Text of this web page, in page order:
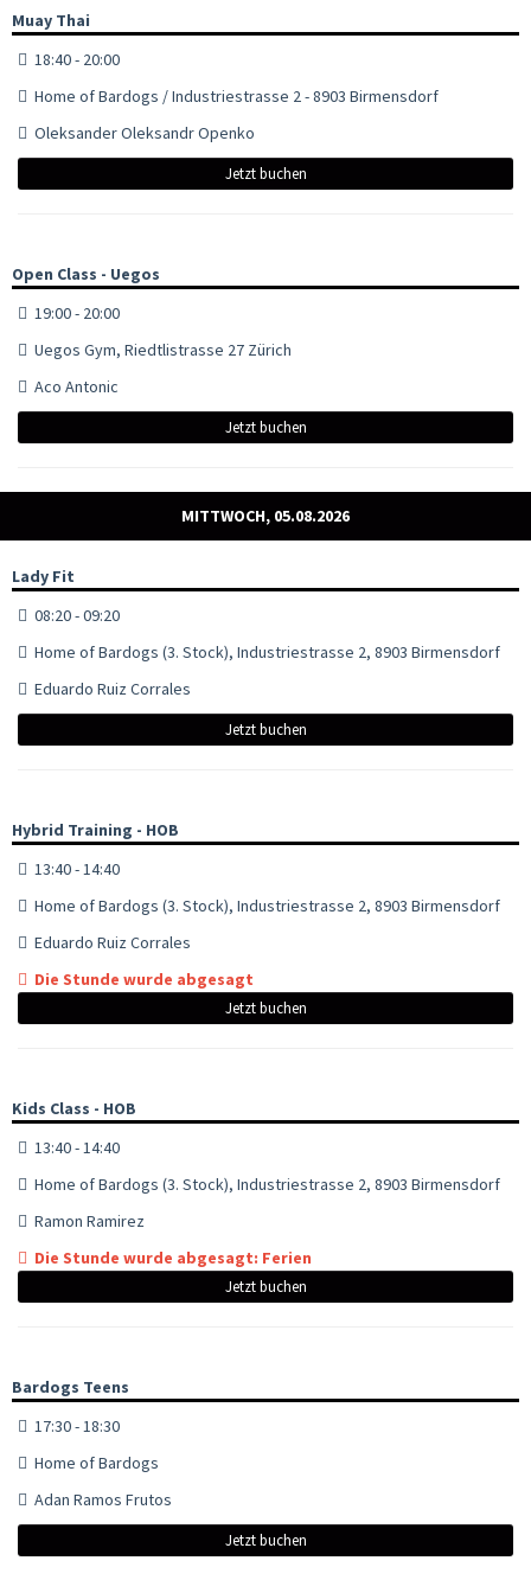
Muay Thai
18:40 - 20:00
Home of Bardogs / Industriestrasse 2 - 8903 Birmensdorf
Oleksander Oleksandr Openko
Jetzt buchen
Open Class - Uegos
19:00 - 20:00
Uegos Gym, Riedtlistrasse 27 Zürich
Aco Antonic
Jetzt buchen
MITTWOCH, 05.08.2026
Lady Fit
08:20 - 09:20
Home of Bardogs (3. Stock), Industriestrasse 2, 8903 Birmensdorf
Eduardo Ruiz Corrales
Jetzt buchen
Hybrid Training - HOB
13:40 - 14:40
Home of Bardogs (3. Stock), Industriestrasse 2, 8903 Birmensdorf
Eduardo Ruiz Corrales
Die Stunde wurde abgesagt
Jetzt buchen
Kids Class - HOB
13:40 - 14:40
Home of Bardogs (3. Stock), Industriestrasse 2, 8903 Birmensdorf
Ramon Ramirez
Die Stunde wurde abgesagt: Ferien
Jetzt buchen
Bardogs Teens
17:30 - 18:30
Home of Bardogs
Adan Ramos Frutos
Jetzt buchen